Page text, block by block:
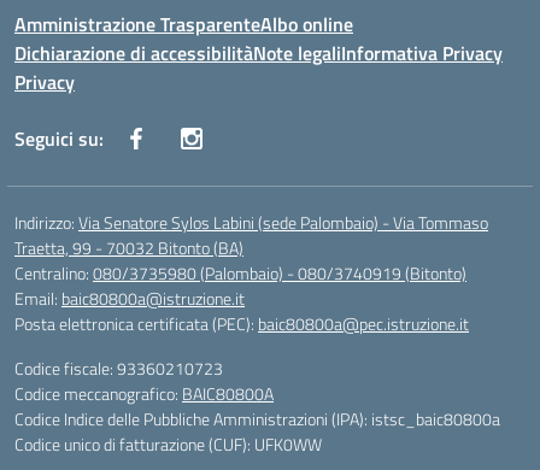
Amministrazione TrasparenteAlbo online
Dichiarazione di accessibilitàNote legaliInformativa Privacy
Privacy
Seguici su:
Indirizzo:Via Senatore Sylos Labini (sede Palombaio) - Via Tommaso
Traetta, 99 - 70032 Bitonto (BA)
Centralino:080/3735980 (Palombaio) - 080/3740919 (Bitonto)
Email: baic80800a@istruzione.it
Posta elettronica certificata (PEC): baic80800a@pec.istruzione.it
Codice fiscale: 93360210723
Codice meccanografico: BAIC80800A
Codice Indice delle Pubbliche Amministrazioni (IPA): istsc_baic80800a
Codice unico di fatturazione (CUF): UFK0WW